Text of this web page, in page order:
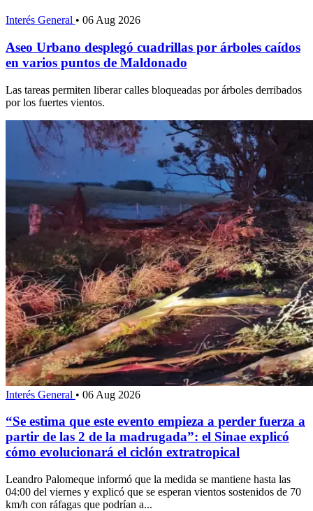
Interés General • 06 Aug 2026
Aseo Urbano desplegó cuadrillas por árboles caídos
en varios puntos de Maldonado
Las tareas permiten liberar calles bloqueadas por árboles derribados
por los fuertes vientos.
Interés General • 06 Aug 2026
“Se estima que este evento empieza a perder fuerza a
partir de las 2 de la madrugada”: el Sinae explicó
cómo evolucionará el ciclón extratropical
Leandro Palomeque informó que la medida se mantiene hasta las
04:00 del viernes y explicó que se esperan vientos sostenidos de 70
km/h con ráfagas que podrían a...